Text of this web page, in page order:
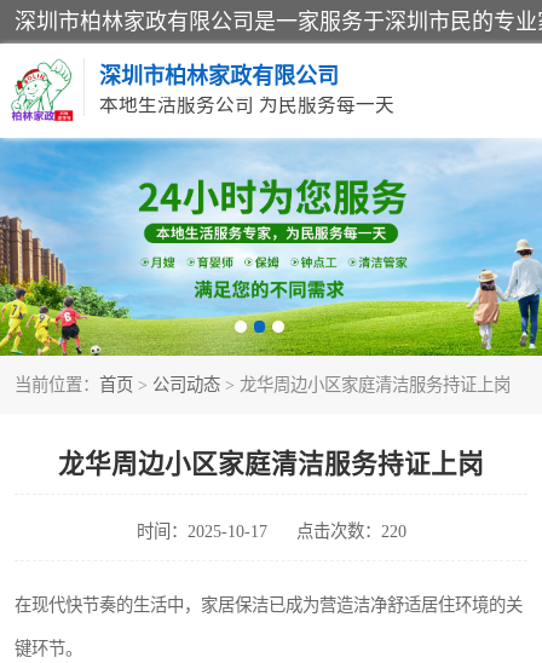
深圳市柏林家政有限公司
本地生活服务公司 为民服务每一天
当前位置： 首页 > 公司动态 > 龙华周边小区家庭清洁服务持证上岗
龙华周边小区家庭清洁服务持证上岗
时间：2025-10-17 点击次数：220
在现代快节奏的生活中，家居保洁已成为营造洁净舒适居住环境的关
键环节。
家居保洁
家庭保姆